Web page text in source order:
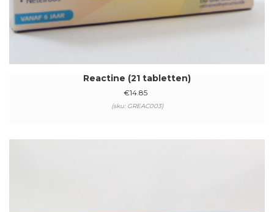
Reactine (21 tabletten)
€14.85
(sku: GREAC003)